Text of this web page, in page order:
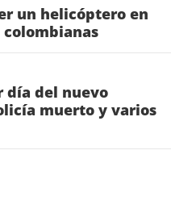
un helicóptero en
colombianas
día del nuevo
muerto y varios